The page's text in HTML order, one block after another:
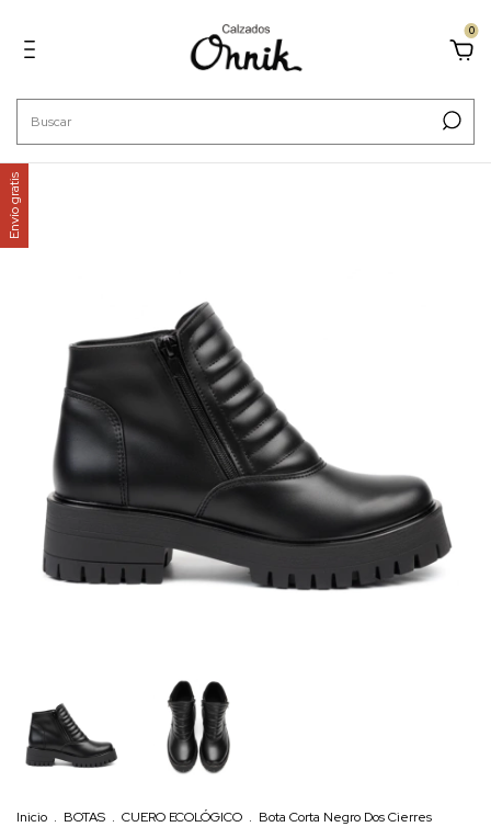
0
Envío gratis
Inicio . BOTAS . CUERO ECOLÓGICO . Bota Corta Negro Dos Cierres